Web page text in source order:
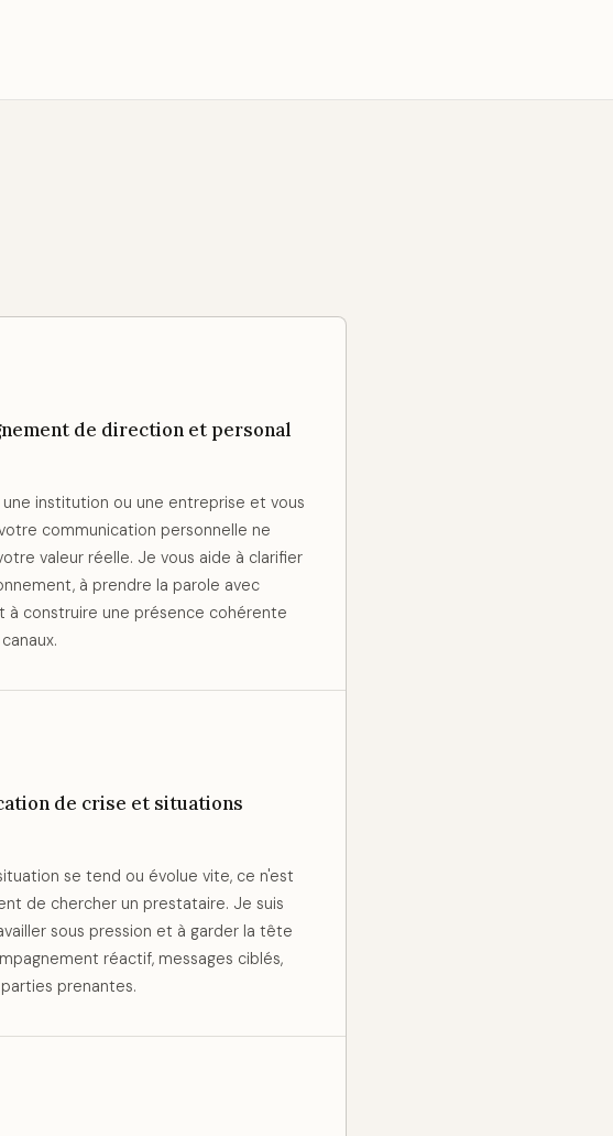
de direction et personal
une institution ou une entreprise et vous
communication personnelle ne
valeur réelle. Je vous aide à clarifier
à prendre la parole avec
à construire une présence cohérente
de crise et situations
se tend ou évolue vite, ce n'est
de chercher un prestataire. Je suis
sous pression et à garder la tête
réactif, messages ciblés,
prenantes.